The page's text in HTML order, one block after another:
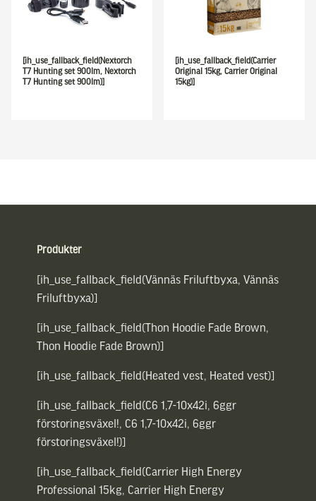
[ih_use_fallback_field(Nextorch
T7 Hunting set 900lm, Nextorch
T7 Hunting set 900lm)]
[ih_use_fallback_field(Carrier
Original 15kg, Carrier Original
15kg)]
Produkter
[ih_use_fallback_field(Vännäs Friluftbyxa, Vännäs
Friluftbyxa)]
[ih_use_fallback_field(Thon Hoodie Fade Brown,
Thon Hoodie Fade Brown)]
[ih_use_fallback_field(Heated vest, Heated vest)]
[ih_use_fallback_field(C6 1,7-10x42i, 6ggr
förstoringsväxel!, C6 1,7-10x42i, 6ggr
förstoringsväxel!)]
[ih_use_fallback_field(Carrier High Energy
Professional 15kg, Carrier High Energy